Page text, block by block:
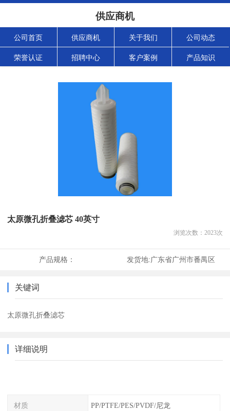
供应商机
公司首页 供应商机 关于我们 公司动态
荣誉认证 招聘中心 客户案例 产品知识
太原微孔折叠滤芯 40英寸
浏览次数： 2023次
产品规格： 发货地:广东省广州市番禺区
关键词
太原微孔折叠滤芯
详细说明
材质 PP/PTFE/PES/PVDF/尼龙